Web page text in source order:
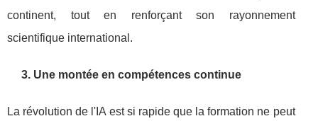
continent, tout en renforçant son rayonnement
scientifique international.
3. Une montée en compétences continue
La révolution de l'IA est si rapide que la formation ne peut